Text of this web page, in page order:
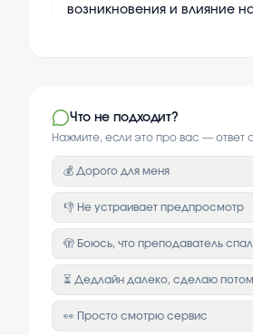
возникновения и влияние
Что не подходит?
Нажмите, если это про вас — ответ
💰 Дорого для меня
👎 Не устраивает предпросмотр
🫣 Боюсь, что преподаватель
⏳ Дедлайн далеко, сделаю потом
👀 Просто смотрю сервис